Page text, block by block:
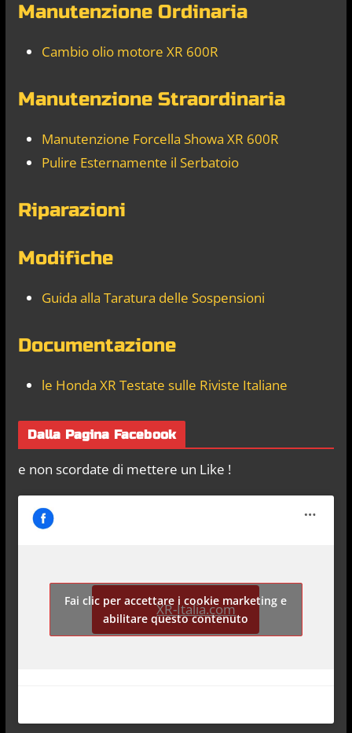
Manutenzione Ordinaria
Cambio olio motore XR 600R
Manutenzione Straordinaria
Manutenzione Forcella Showa XR 600R
Pulire Esternamente il Serbatoio
Riparazioni
Modifiche
Guida alla Taratura delle Sospensioni
Documentazione
le Honda XR Testate sulle Riviste Italiane
Dalla Pagina Facebook
e non scordate di mettere un Like !
XR-Italia.com
Fai clic per accettare i cookie marketing e
abilitare questo contenuto